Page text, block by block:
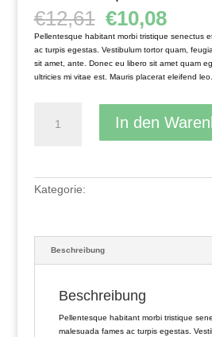
€12,61
Preis
war:
€12,61
€10,08
Preis
ist:
Pellentesque habitant morbi tristique senectus
ac turpis egestas. Vestibulum tortor quam,
sit amet, ante. Donec eu libero sit amet quam
ultricies mi vitae est. Mauris placerat eleifend leo.
In den
Kategorie:
Beschreibung
Beschreibung
Pellentesque habitant morbi tristique
malesuada fames ac turpis egestas.